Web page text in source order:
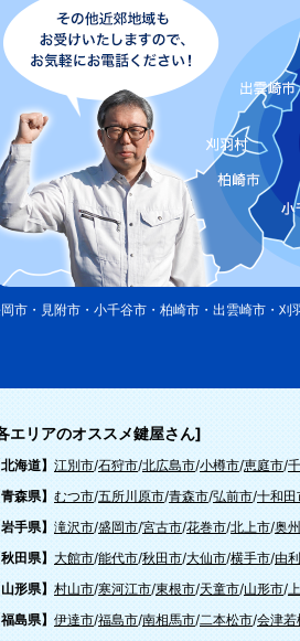
市・見附市・小千谷市・柏崎市・出雲崎市・
エリアのオススメ鍵屋さん]
北海道】 江別市/石狩市/北広島市/小樽市/恵庭市/
青森県】 むつ市/五所川原市/青森市/弘前市/十和田
岩手県】 滝沢市/盛岡市/宮古市/花巻市/北上市/奥
秋田県】 大館市/能代市/秋田市/大仙市/横手市/由
山形県】 村山市/寒河江市/東根市/天童市/山形市/
福島県】 伊達市/福島市/南相馬市/二本松市/会津若